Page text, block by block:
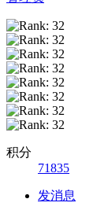
积分
71835
发消息